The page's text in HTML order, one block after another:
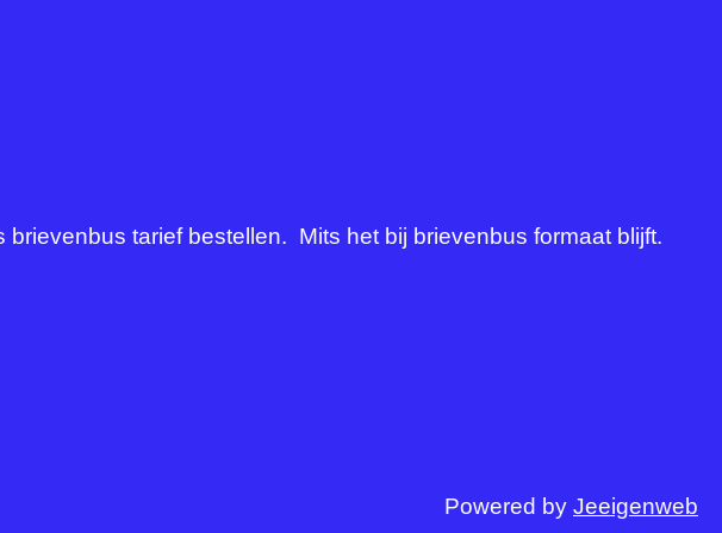
tarief bestellen. Mits het bij brievenbus formaat blijft.
Powered by Jeeigenweb